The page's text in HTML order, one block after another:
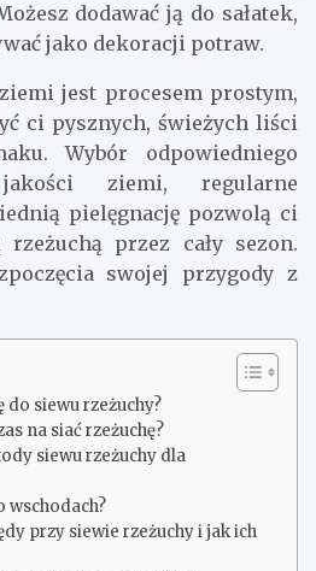
dodawać ją do sałatek,
jako dekoracji potraw.
jest procesem prostym,
ci pysznych, świeżych liści
Wybór odpowiedniego
ziemi, regularne
pielęgnację pozwolą ci
przez cały sezon.
swojej przygody z
siewu rzeżuchy?
na siać rzeżuchę?
siewu rzeżuchy dla
wschodach?
przy siewie rzeżuchy i jak ich